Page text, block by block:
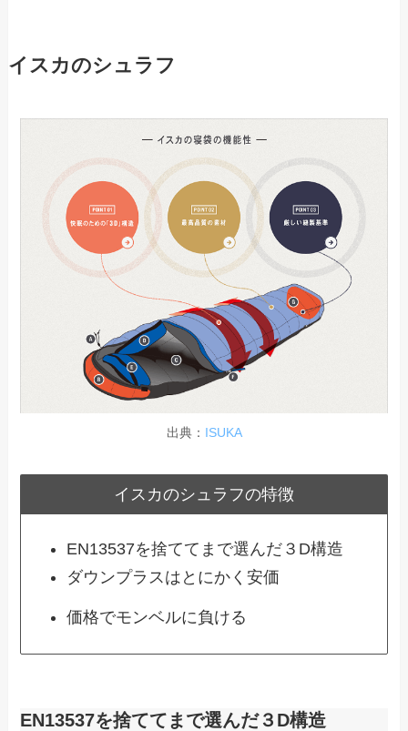
イスカのシュラフ
出典： ISUKA
イスカのシュラフの特徴
EN13537を捨ててまで選んだ３D構造
ダウンプラスはとにかく安価
価格でモンベルに負ける
EN13537を捨ててまで選んだ３D構造